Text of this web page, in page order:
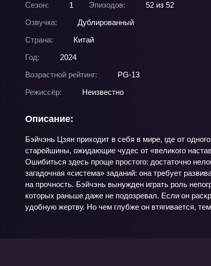
Сезон: 1 Эпизодов:
52 из 52
Озвучка:
Дублированный
Страна:
Китай
Год:
2024
Возрастной рейтинг:
PG-13
Режиссёр:
Неизвестно
Описание:
Бэйчэнь Цзян приходит в себя в мире, где от
старейшины, ожидающие чудес от «великого
Ошибиться здесь проще простого: достаточно
загадочная «система» заданий: она требует
на прочность. Бэйчэнь вынужден играть роль
которых раньше даже не подозревал. Если он
удобную жертву. Но чем глубже он втягивается,